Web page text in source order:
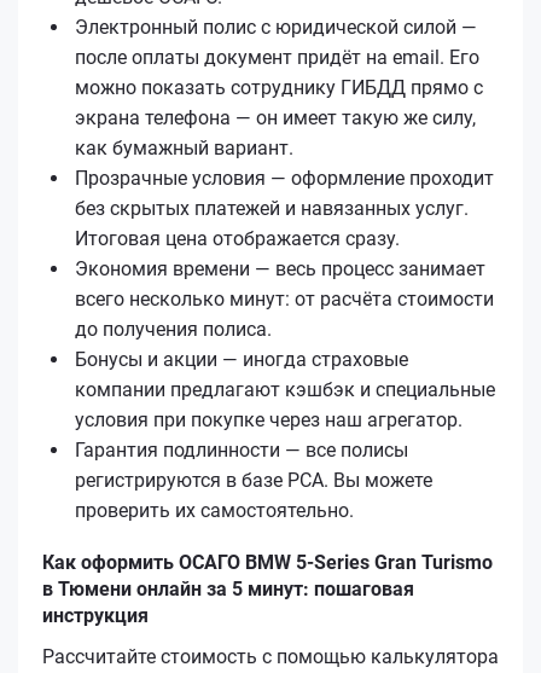
Электронный полис с юридической силой —
после оплаты документ придёт на email. Его
можно показать сотруднику ГИБДД прямо с
экрана телефона — он имеет такую же силу,
как бумажный вариант.
Прозрачные условия — оформление проходит
без скрытых платежей и навязанных услуг.
Итоговая цена отображается сразу.
Экономия времени — весь процесс занимает
всего несколько минут: от расчёта стоимости
до получения полиса.
Бонусы и акции — иногда страховые
компании предлагают кэшбэк и специальные
условия при покупке через наш агрегатор.
Гарантия подлинности — все полисы
регистрируются в базе РСА. Вы можете
проверить их самостоятельно.
Как оформить ОСАГО BMW 5-Series Gran Turismo
в Тюмени онлайн за 5 минут: пошаговая
инструкция
Рассчитайте стоимость с помощью калькулятора